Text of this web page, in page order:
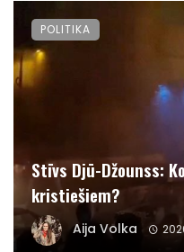
Stīvs Djū-Džounss:
kristiešiem?
Aija Volka
POLITIKA